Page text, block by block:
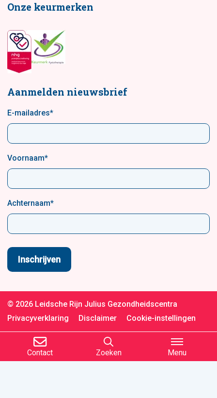
Onze keurmerken
Aanmelden nieuwsbrief
E-mailadres*
Voornaam*
Achternaam*
© 2026 Leidsche Rijn Julius Gezondheidscentra
Privacyverklaring
Disclaimer Cookie-instellingen
Contact Zoeken Menu